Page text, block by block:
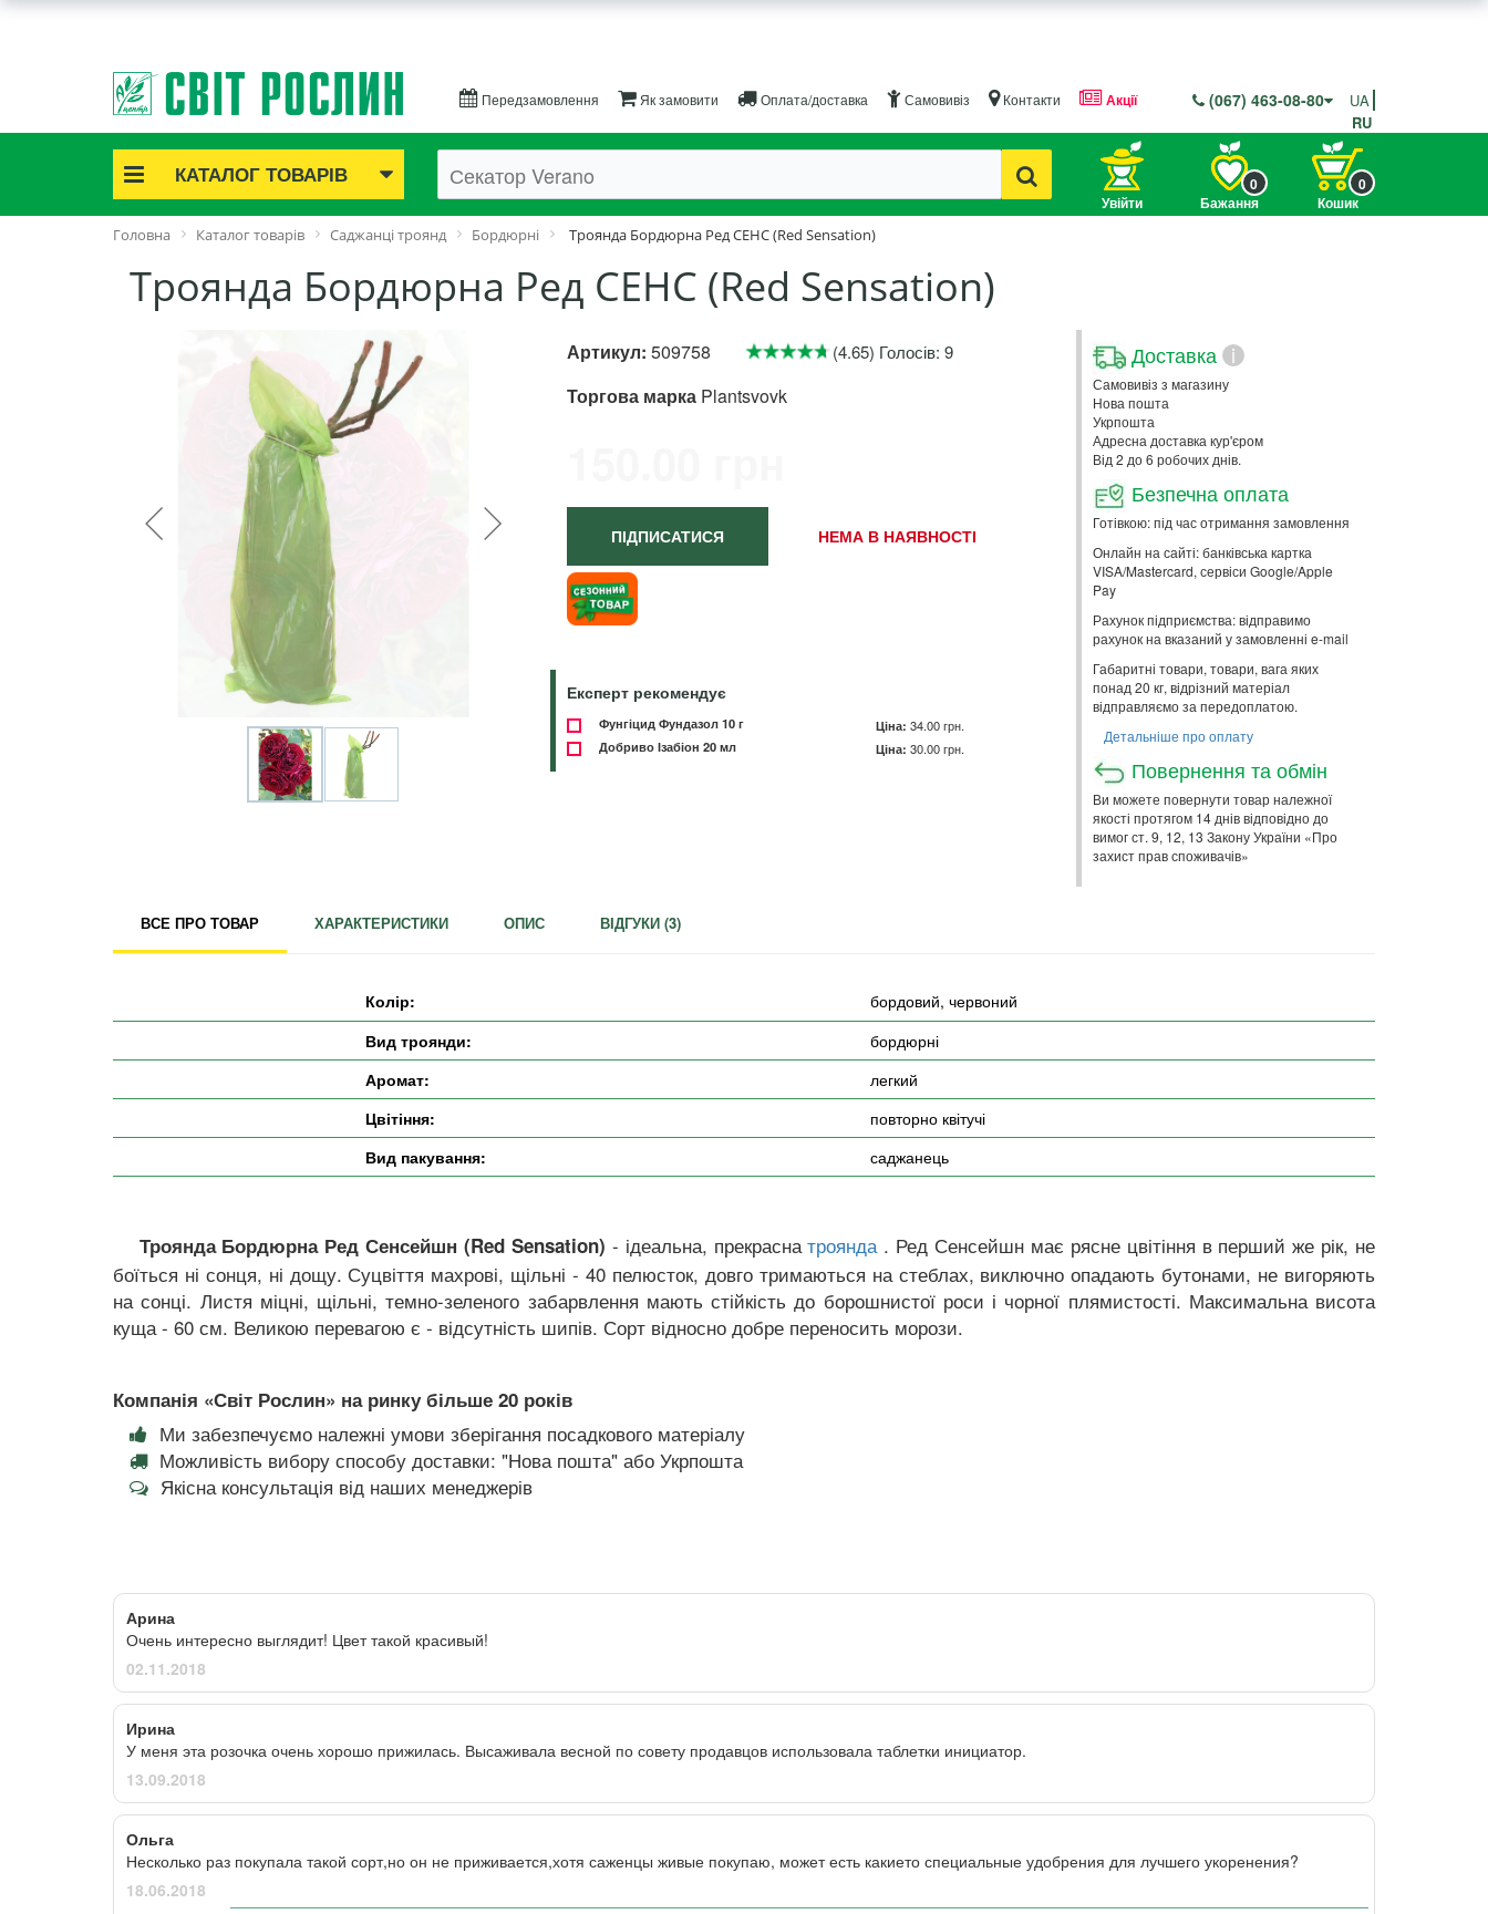
Передзамовлення Як замовити Оплата/доставка Самовивіз Контакти Акції (067) 463-08-80
UA
RU
КАТАЛОГ ТОВАРІВ
Акційні товари
Cаджанці троянд
Саджанці плодово-ягідні
Насіннєва картопля
Насіння і розсада
Саджанці декоративні
Засоби захисту рослин
Для кімнатних рослин
Для ландшафтного дизайну
Інструменти та інвентар
Виноробство
Бджільництво
Садові фігури
Теплиці і покривний матеріал
Увійти Бажання
0
Кошик
0
Головна Каталог товарів Cаджанці троянд Бордюрні Троянда Бордюрна Ред СЕНС (Red Sensation)
Троянда Бордюрна Ред СЕНС (Red Sensation)
Артикул: 509758 (4.65) Голосів: 9
Торгова марка Plantsvovk
ПІДПИСАТИСЯ НЕМА В НАЯВНОСТІ
Експерт рекомендує
Фунгіцид Фундазол 10 г Ціна: 34.00 грн.
Добриво Ізабіон 20 мл
Ціна: 30.00 грн.
Доставка i
Самовивіз з магазину
Нова пошта
Укрпошта
Адресна доставка кур'єром
Від 2 до 6 робочих днів.
Безпечна оплата
Готівкою: під час отримання замовлення
Онлайн на сайті: банківська картка
VISA/Mastercard, сервіси Google/Apple
Pay
Рахунок підприємства: відправимо
рахунок на вказаний у замовленні e-mail
Габаритні товари, товари, вага яких
понад 20 кг, відрізний матеріал
відправляємо за передоплатою.
Детальніше про оплату
Повернення та обмін
Ви можете повернути товар належної
якості протягом 14 днів відповідно до
вимог ст. 9, 12, 13 Закону України «Про
захист прав споживачів»
ВСЕ ПРО ТОВАР ХАРАКТЕРИСТИКИ ОПИС ВІДГУКИ (3)
Колір:
бордовий, червоний
Вид троянди:
бордюрні
Аромат:
легкий
Цвітіння:
повторно квітучі
Вид пакування:
саджанець
Троянда Бордюрна Ред Сенсейшн (Red Sensation) - ідеальна, прекраснатроянда . Ред Сенсейшн має рясне цвітіння в перший же рік, не
боїться ні сонця, ні дощу. Суцвіття махрові, щільні - 40 пелюсток, довго тримаються на стеблах, виключно опадають бутонами, не вигоряють
на сонці. Листя міцні, щільні, темно-зеленого забарвлення мають стійкість до борошнистої роси і чорної плямистості. Максимальна висота
куща - 60 см. Великою перевагою є - відсутність шипів. Сорт відносно добре переносить морози.
Компанія «Світ Рослин» на ринку більше 20 років
Ми забезпечуємо належні умови зберігання посадкового матеріалу
Можливість вибору способу доставки: "Нова пошта" або Укрпошта
Якісна консультація від наших менеджерів
Арина
Очень интересно выглядит! Цвет такой красивый!
02.11.2018
Ирина
У меня эта розочка очень хорошо прижилась. Высаживала весной по совету продавцов использовала таблетки инициатор.
13.09.2018
Ольга
Несколько раз покупала такой сорт,но он не приживается,хотя саженцы живые покупаю, может есть какието специальные удобрения для лучшего укоренения?
18.06.2018